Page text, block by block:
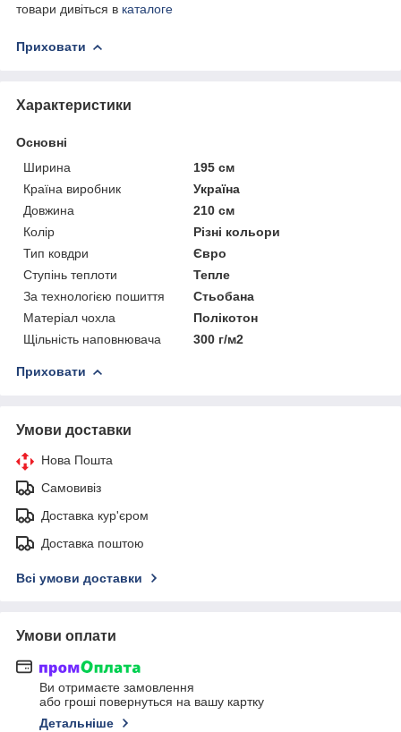
товари дивіться в каталоге
Приховати
Характеристики
Основні
Ширина
195 см
Країна виробник
Україна
Довжина
210 см
Колір
Різні кольори
Тип ковдри
Євро
Ступінь теплоти
Тепле
За технологією пошиття
Стьобана
Матеріал чохла
Полікотон
Щільність наповнювача
300 г/м2
Приховати
Умови доставки
Нова Пошта
Самовивіз
Доставка кур'єром
Доставка поштою
Всі умови доставки
Умови оплати
Ви отримаєте замовлення
або гроші повернуться на вашу картку
Детальніше